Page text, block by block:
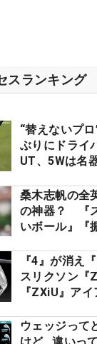
スランキング
“替えないプ
ぶりにドライ
UT、5Wは名
桑木志帆の全
の神器？ 『
いボール』『
ー』 #女子
『4』が消え
スリクソン『
『ZXiU』ア
ウェッジって